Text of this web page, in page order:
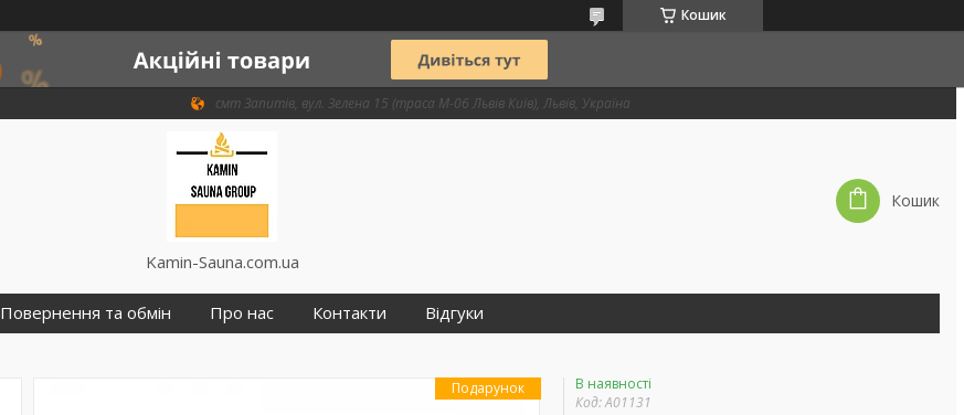
Кошик
смт Запитів, вул. Зелена 15 (траса М-06 Львів Київ), Львів, Україна
Kamin-Sauna.com.ua
Кошик
Повернення та обмін Про нас Контакти Відгуки
Подарунок
В наявності
Код:А01131